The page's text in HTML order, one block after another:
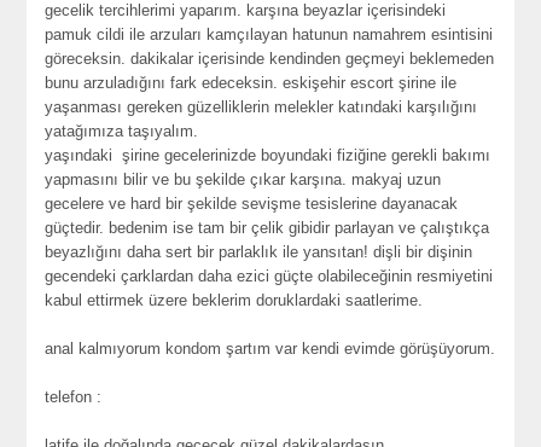
gecelik tercihlerimi yaparım. karşına beyazlar içerisindeki
pamuk cildi ile arzuları kamçılayan hatunun namahrem esintisini
göreceksin. dakikalar içerisinde kendinden geçmeyi beklemeden
bunu arzuladığını fark edeceksin. eskişehir escort şirine ile
yaşanması gereken güzelliklerin melekler katındaki karşılığını
yatağımıza taşıyalım.
yaşındaki şirine gecelerinizde boyundaki fiziğine gerekli bakımı
yapmasını bilir ve bu şekilde çıkar karşına. makyaj uzun
gecelere ve hard bir şekilde sevişme tesislerine dayanacak
güçtedir. bedenim ise tam bir çelik gibidir parlayan ve çalıştıkça
beyazlığını daha sert bir parlaklık ile yansıtan! dişli bir dişinin
gecendeki çarklardan daha ezici güçte olabileceğinin resmiyetini
kabul ettirmek üzere beklerim doruklardaki saatlerime.
anal kalmıyorum kondom şartım var kendi evimde görüşüyorum.
telefon :